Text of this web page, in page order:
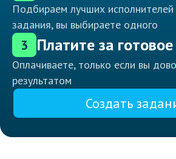
Подбираем лучших
задания, вы выбираете одного
3 Платите за готовое
Оплачиваете, только если вы
результатом
Создать